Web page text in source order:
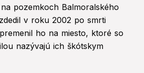
pozemkoch Balmoralského
v roku 2002 po smrti
ho na miesto, ktoré so
nazývajú ich škótskym